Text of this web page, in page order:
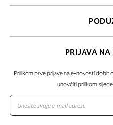
PRIJAVA NA
Prilikom prve prijave na e-novosti
unovčiti prilikom